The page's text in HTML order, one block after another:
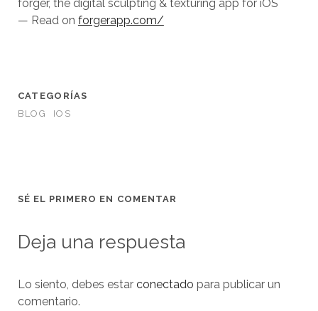
forger, the digital sculpting & texturing app for iOS
— Read on forgerapp.com/
CATEGORÍAS
BLOG
IOS
SÉ EL PRIMERO EN COMENTAR
Deja una respuesta
Lo siento, debes estar conectado para publicar un
comentario.